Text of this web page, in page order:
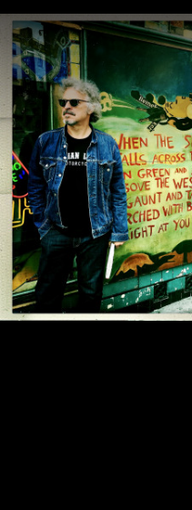
Niedecken
Home News Musik
Pressebilder 2026